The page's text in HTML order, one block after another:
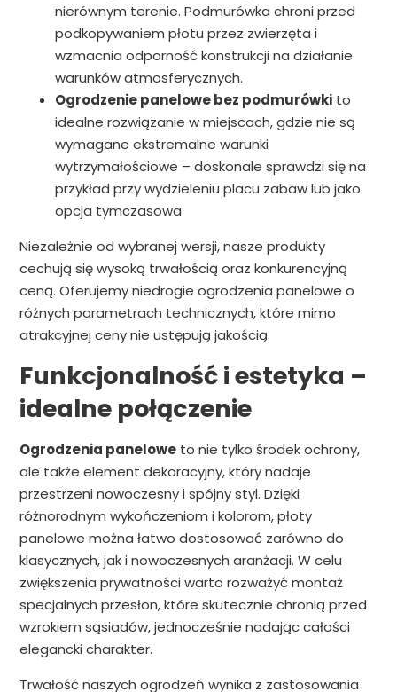
nierównym terenie. Podmurówka chroni przed
podkopywaniem płotu przez zwierzęta i
wzmacnia odporność konstrukcji na działanie
warunków atmosferycznych.
Ogrodzenie panelowe bez podmurówkito
idealne rozwiązanie w miejscach, gdzie nie są
wymagane ekstremalne warunki
wytrzymałościowe – doskonale sprawdzi się na
przykład przy wydzieleniu placu zabaw lub jako
opcja tymczasowa.
Niezależnie od wybranej wersji, nasze produkty
cechują się wysoką trwałością oraz konkurencyjną
ceną. Oferujemy niedrogie ogrodzenia panelowe o
różnych parametrach technicznych, które mimo
atrakcyjnej ceny nie ustępują jakością.
Funkcjonalność i estetyka –
idealne połączenie
Ogrodzenia paneloweto nie tylko środek ochrony,
ale także element dekoracyjny, który nadaje
przestrzeni nowoczesny i spójny styl. Dzięki
różnorodnym wykończeniom i kolorom, płoty
panelowe można łatwo dostosować zarówno do
klasycznych, jak i nowoczesnych aranżacji. W celu
zwiększenia prywatności warto rozważyć montaż
specjalnych przesłon, które skutecznie chronią przed
wzrokiem sąsiadów, jednocześnie nadając całości
elegancki charakter.
Trwałość naszych ogrodzeń wynika z zastosowania